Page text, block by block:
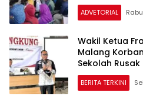
ADVETORIAL
Wakil Ketua
Malang
Sekolah Rusak
BERITA TERKINI